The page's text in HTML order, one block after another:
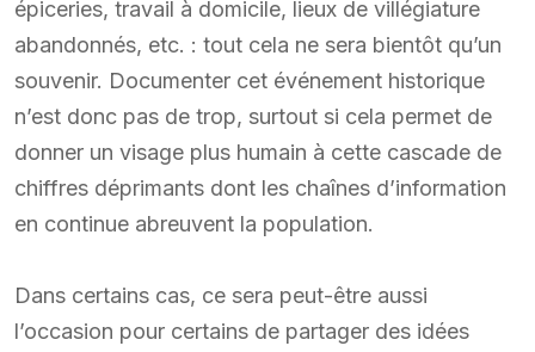
épiceries, travail à domicile, lieux de villégiature
abandonnés, etc. : tout cela ne sera bientôt qu’un
souvenir. Documenter cet événement historique
n’est donc pas de trop, surtout si cela permet de
donner un visage plus humain à cette cascade de
chiffres déprimants dont les chaînes d’information
en continue abreuvent la population.
Dans certains cas, ce sera peut-être aussi
l’occasion pour certains de partager des idées